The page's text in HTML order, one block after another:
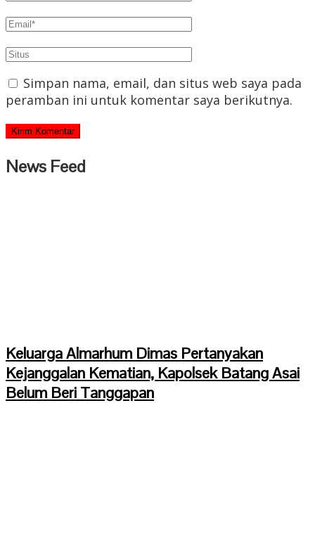
Simpan nama, email, dan situs web saya pada
peramban ini untuk komentar saya berikutnya.
News Feed
Keluarga Almarhum Dimas Pertanyakan
Kejanggalan Kematian, Kapolsek Batang Asai
Belum Beri Tanggapan